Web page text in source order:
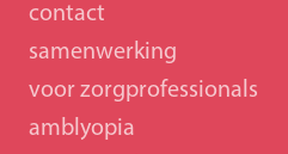
contact
samenwerking
voor zorgprofessionals
amblyopia